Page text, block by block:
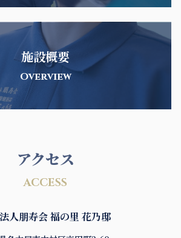
施設概要
Overview
アクセス
ACCESS
人朋寿会 福の里 花乃邸